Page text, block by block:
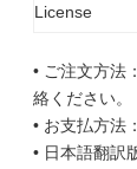
License
• ご注文方法
絡ください。
• お支払方法
• 日本語翻訳